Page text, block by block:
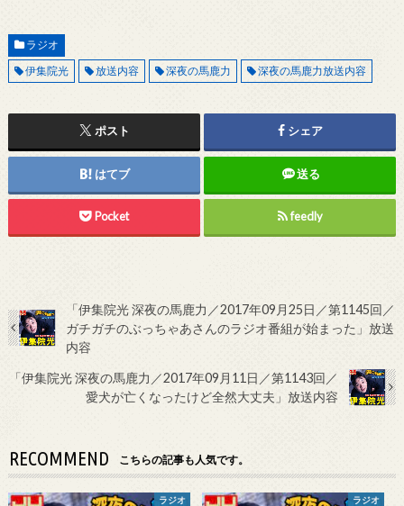
ラジオ
伊集院光
放送内容 深夜の馬鹿力 深夜の馬鹿力放送内容
ポスト シェア
はてブ 送る
Pocket feedly
「伊集院光 深夜の馬鹿力／2017年09月25日／第1145回／
ガチガチのぶっちゃあさんのラジオ番組が始まった」放送
内容
「伊集院光 深夜の馬鹿力／2017年09月11日／第1143回／
愛犬が亡くなったけど全然大丈夫」放送内容
RECOMMEND こちらの記事も人気です。
ラジオ ラジオ